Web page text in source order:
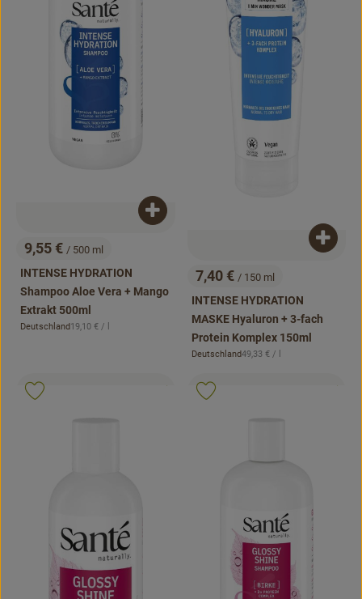
, Preis:
9,55 € / 500 ml
INTENSE HYDRATION
Shampoo Aloe Vera + Mango
Extrakt 500ml
, Herkunft:
Deutschland, Referenzpreis:
19,10 € / l
Produkt zum Warenkorb hinzufügen
, Preis:
7,40 € / 150 ml
INTENSE HYDRATION
MASKE Hyaluron + 3-fach
Protein Komplex 150ml
, Herkunft:
Deutschland, Referenzpreis:
49,33 € / l
, Verband:
. ,
.